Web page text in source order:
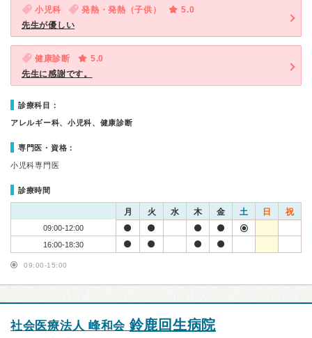
小児科 発熱・発熱（子供）
5.0
先生が優しい
健康診断
5.0
先生に感謝です。
診療科目：
アレルギー科、小児科、健康診断
専門医・資格：
小児科専門医
診療時間
月 火 水 木 金 土 日 祝
09:00-12:00
16:00-18:30
09:00-15:00
社会医療法人 峰和会 鈴鹿回生病院